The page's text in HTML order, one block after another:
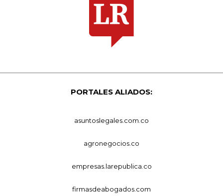
PORTALES ALIADOS:
asuntoslegales.com.co
agronegocios.co
empresas.larepublica.co
firmasdeabogados.com